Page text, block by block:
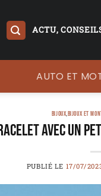
ACTU,
AUTO ET
BIJOUX,BIJOUX ET
avec un
PUBLIÉ LE 17/07/